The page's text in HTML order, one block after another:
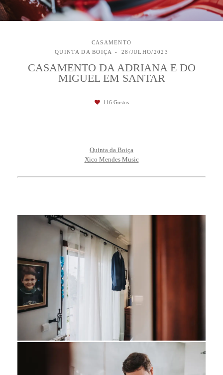
CASAMENTO
QUINTA DA BOIÇA
28/JULHO/2023
CASAMENTO DA ADRIANA E DO
MIGUEL EM SANTAR
116 Gostos
Quinta da Boiça
Xico Mendes Music